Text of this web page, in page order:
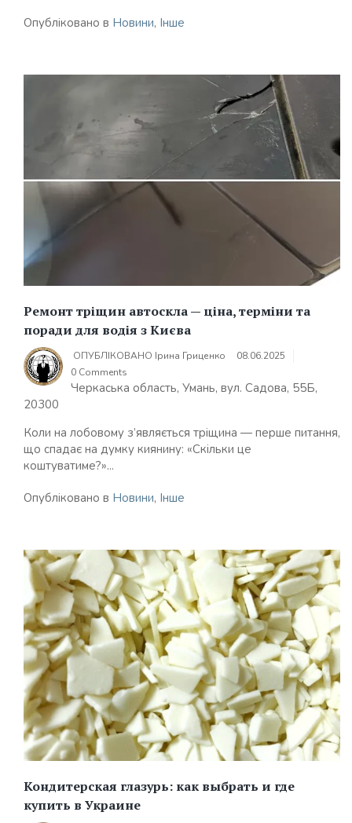
Опубліковано в Новини, Інше
Ремонт тріщин автоскла — ціна, терміни та
поради для водія з Києва
ОПУБЛІКОВАНО Ірина Гриценко
08.06.2025
0 Comments
Черкаська область, Умань, вул. Садова, 55Б,
20300
Коли на лобовому з’являється тріщина — перше питання,
що спадає на думку киянину: «Скільки це
коштуватиме?»...
Опубліковано в Новини, Інше
Кондитерская глазурь: как выбрать и где
купить в Украине